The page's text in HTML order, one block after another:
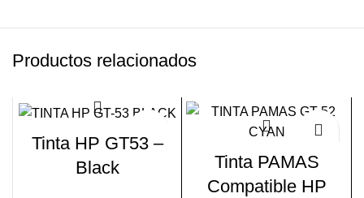
Productos relacionados
Tinta HP GT53 –
Black
Tinta PAMAS
Compatible HP